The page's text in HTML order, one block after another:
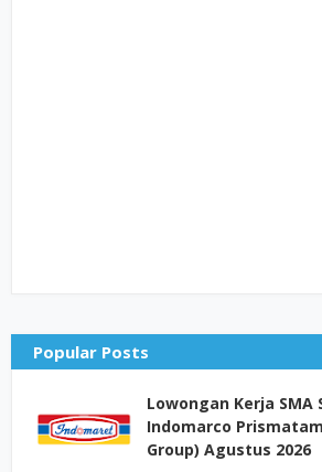
Popular Posts
Lowongan Kerja SMA
Indomarco
Group) Agustus 2026